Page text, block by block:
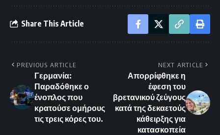
Share This Article
PREVIOUS ARTICLE
Γερμανία:
Παραδόθηκε ο
ένοπλος που
κρατούσε ομήρους
τις τρεις κόρες του.
NEXT ARTICLE
Απορρίφθηκε η
έφεση του
βρετανικού ζεύγους
κατά της δεκαετούς
κάθειρξης για
κατασκοπεία